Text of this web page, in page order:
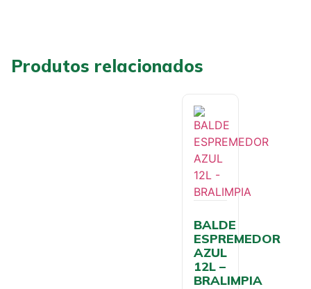
Produtos relacionados
BALDE
ESPREMEDOR
AZUL
12L –
BRALIMPIA